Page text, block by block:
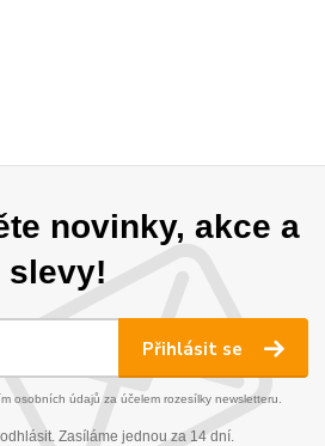
novinky, akce a
slevy!
Přihlásit se
osobních údajů za účelem rozesílky newsletteru.
Zasíláme jednou za 14 dní.